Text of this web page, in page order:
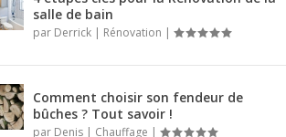
salle de bain
par Derrick | Rénovation |
Comment choisir son fendeur de
bûches ? Tout savoir !
par Denis | Chauffage |